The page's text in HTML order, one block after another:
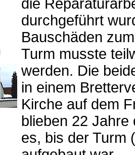
die
durchgeführt
Bauschäden
Turm musste
werden. Die
in einem
Kirche auf dem
blieben 22
es, bis der Turm